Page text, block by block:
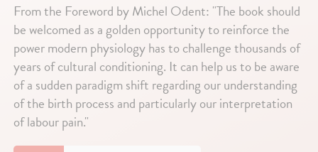
From the Foreword by Michel Odent: "The book should
be welcomed as a golden opportunity to reinforce the
power modern physiology has to challenge thousands of
years of cultural conditioning. It can help us to be aware
of a sudden paradigm shift regarding our understanding
of the birth process and particularly our interpretation
of labour pain."